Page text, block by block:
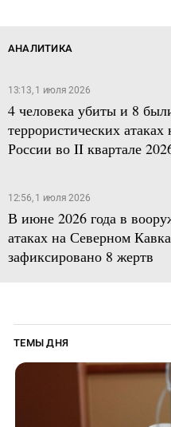
АНАЛИТИКА
13:13, 1 июля 2026
4 человека убиты и 8
террористических
России во II квартале
12:56, 1 июля 2026
В июне 2026 года в
атаках на Северном
зафиксировано 8 жертв
ТЕМЫ ДНЯ